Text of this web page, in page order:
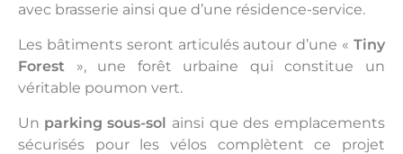
avec brasserie ainsi que d’une résidence-service.
Les bâtiments seront articulés autour d’une « Tiny
Forest », une forêt urbaine qui constitue un
véritable poumon vert.
Un parking sous-sol ainsi que des emplacements
sécurisés pour les vélos complètent ce projet